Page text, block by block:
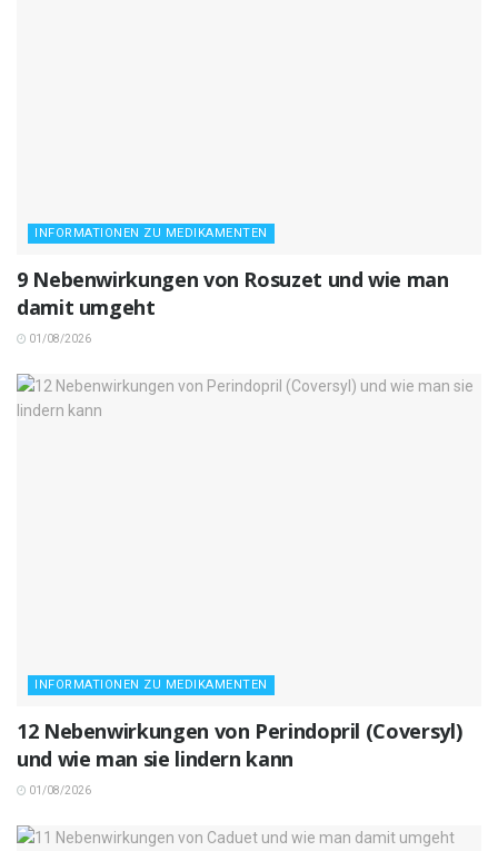
INFORMATIONEN ZU MEDIKAMENTEN
9 Nebenwirkungen von Rosuzet und wie man
damit umgeht
01/08/2026
INFORMATIONEN ZU MEDIKAMENTEN
12 Nebenwirkungen von Perindopril (Coversyl)
und wie man sie lindern kann
01/08/2026